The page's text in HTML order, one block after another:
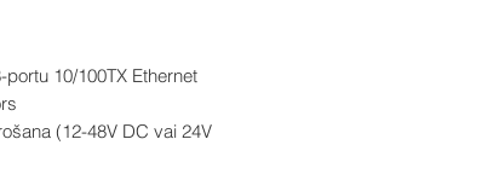
10/100TX Ethernet
(12-48V DC vai 24V